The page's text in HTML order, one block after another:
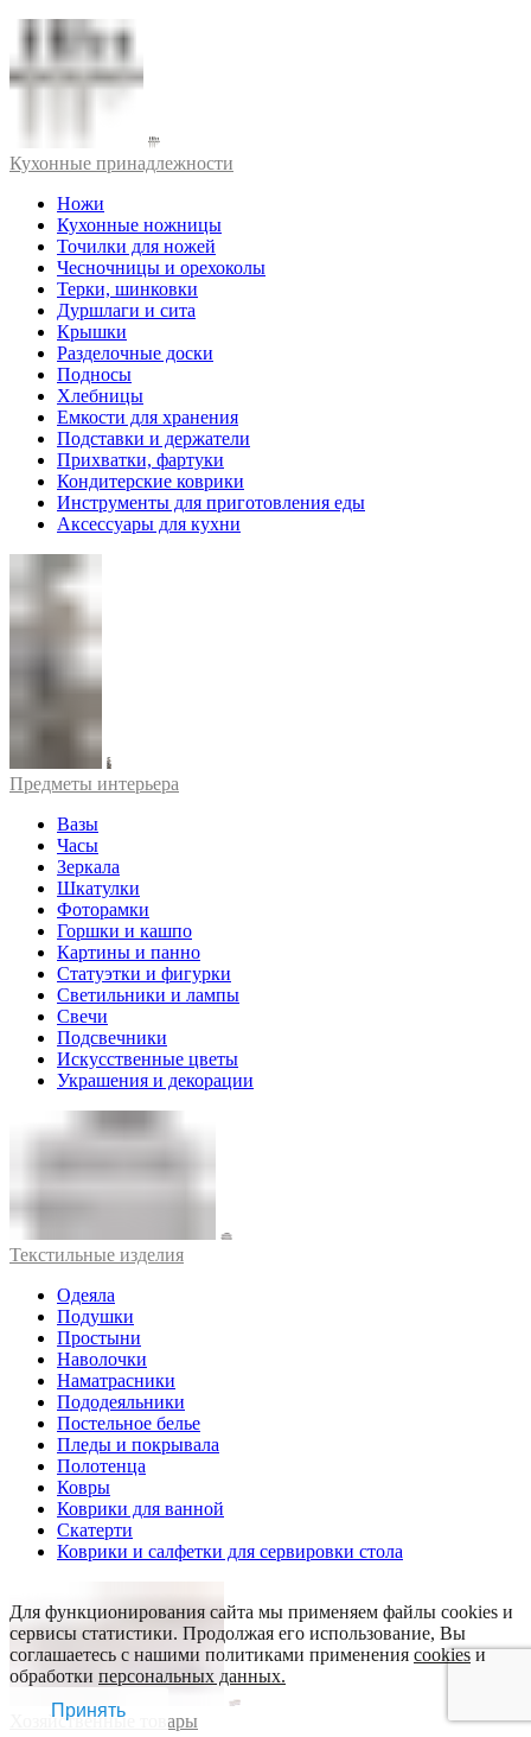
Кухонные принадлежности
Ножи
Кухонные ножницы
Точилки для ножей
Чесночницы и орехоколы
Терки, шинковки
Дуршлаги и сита
Крышки
Разделочные доски
Подносы
Хлебницы
Емкости для хранения
Подставки и держатели
Прихватки, фартуки
Кондитерские коврики
Инструменты для приготовления еды
Аксессуары для кухни
Предметы интерьера
Вазы
Часы
Зеркала
Шкатулки
Фоторамки
Горшки и кашпо
Картины и панно
Статуэтки и фигурки
Светильники и лампы
Свечи
Подсвечники
Искусственные цветы
Украшения и декорации
Текстильные изделия
Одеяла
Подушки
Простыни
Наволочки
Наматрасники
Пододеяльники
Постельное белье
Пледы и покрывала
Полотенца
Ковры
Коврики для ванной
Скатерти
Коврики и салфетки для сервировки стола
Хозяйственные товары
Для функционирования сайта мы применяем файлы cookies и
сервисы статистики. Продолжая его использование, Вы
соглашаетесь с нашими политиками применения cookiesи
обработки персональных данных.
Принять